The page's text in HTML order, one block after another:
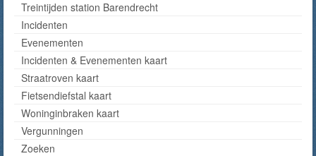
Treintijden station Barendrecht
Incidenten
Evenementen
Incidenten & Evenementen kaart
Straatroven kaart
Fietsendiefstal kaart
Woninginbraken kaart
Vergunningen
Zoeken